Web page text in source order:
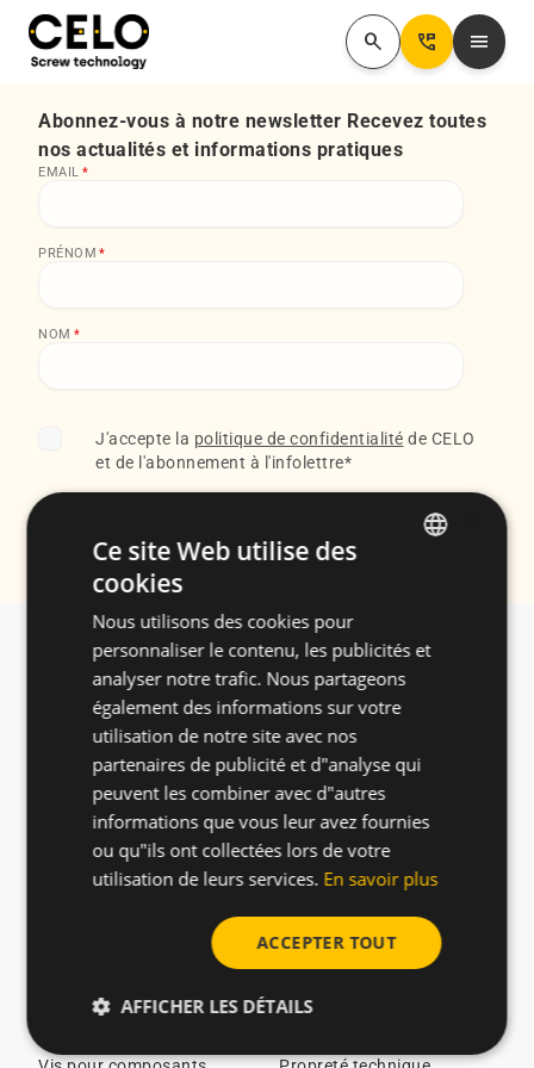
search Perm_Phone_Msg menu
Abonnez-vous à notre newsletter Recevez toutes
nos actualités et informations pratiques
EMAIL *
PRÉNOM *
NOM *
J'accepte la politique de confidentialité de CELO
et de l'abonnement à l'infolettre*
Rejoignez nous
Catalogue
ESG/Durabilité
Produits
Vis sous licence en stock
Vis pour le plastique
Vis pour assembler des
tôles fines
Solutions spéciales
REMFORM® II HS™ screws
TAPTITE® screws
véhicules électriques
Technologie et innovation
Test technique
Tri optique
Ce site Web utilise des
cookies
Nous utilisons des cookies pour
personnaliser le contenu, les publicités et
analyser notre trafic. Nous partageons
également des informations sur votre
utilisation de notre site avec nos
partenaires de publicité et d"analyse qui
peuvent les combiner avec d"autres
informations que vous leur avez fournies
ou qu"ils ont collectées lors de votre
utilisation de leurs services. En savoir plus
ACCEPTER TOUT
AFFICHER LES DÉTAILS